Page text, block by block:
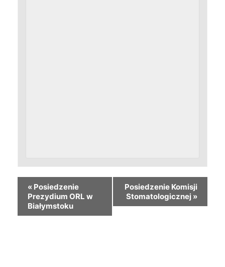
« Posiedzenie
Prezydium ORL w
Białymstoku
Posiedzenie Komisji
Stomatologicznej »